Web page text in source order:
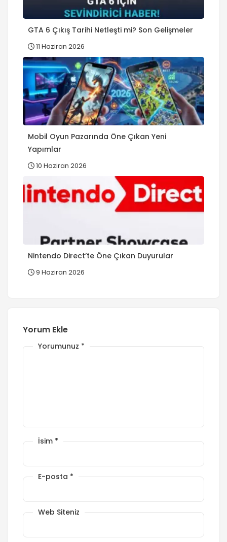
GTA 6 Çıkış Tarihi Netleşti mi? Son Gelişmeler
11 Haziran 2026
Mobil Oyun Pazarında Öne Çıkan Yeni
Yapımlar
10 Haziran 2026
Nintendo Direct’te Öne Çıkan Duyurular
9 Haziran 2026
Yorum Ekle
Yorumunuz *
İsim *
E-posta *
Web Siteniz